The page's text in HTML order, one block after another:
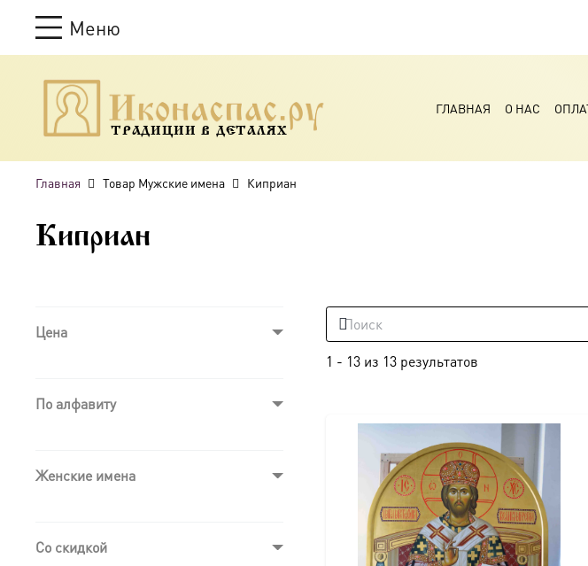
Меню
ТРАДИЦИИ В ДЕТАЛЯХ
ГЛАВНАЯ О НАС
Главная Товар Мужские имена Киприан
Киприан
Цена
По алфавиту
Женские имена
Со скидкой
1 - 13 из 13 результатов